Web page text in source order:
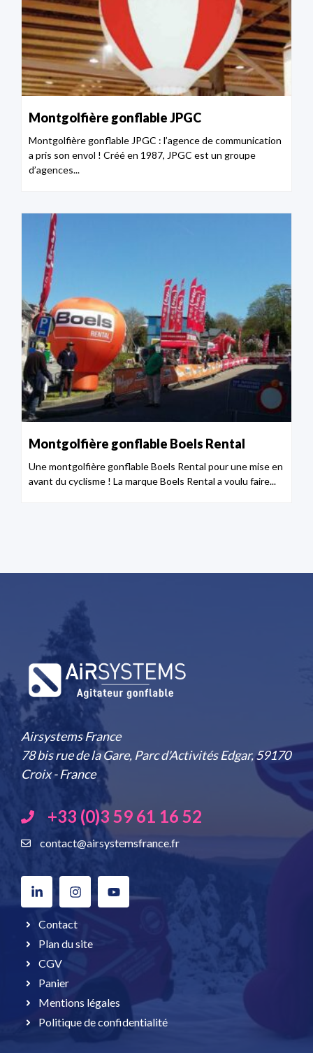
Montgolfière gonflable JPGC
Montgolfière gonflable JPGC : l’agence de communication
a pris son envol ! Créé en 1987, JPGC est un groupe
d’agences...
Montgolfière gonflable Boels Rental
Une montgolfière gonflable Boels Rental pour une mise en
avant du cyclisme ! La marque Boels Rental a voulu faire...
Airsystems France
78 bis rue de la Gare, Parc d'Activités Edgar, 59170
Croix - France
+33 (0)3 59 61 16 52
contact@airsystemsfrance.fr
Contact
Plan du site
CGV
Panier
Mentions légales
Politique de confidentialité